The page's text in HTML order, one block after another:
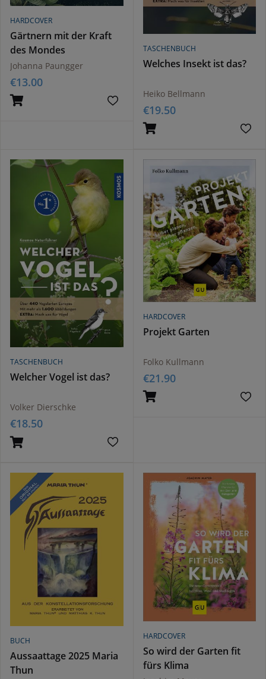
HARDCOVER
Gärtnern mit der Kraft
des Mondes
Johanna Paungger
€13.00
TASCHENBUCH
Welches Insekt ist das?
Heiko Bellmann
€19.50
TASCHENBUCH
Welcher Vogel ist das?
Volker Dierschke
€18.50
HARDCOVER
Projekt Garten
Folko Kullmann
€21.90
BUCH
Aussaattage 2025 Maria
Thun
HARDCOVER
So wird der Garten fit
fürs Klima